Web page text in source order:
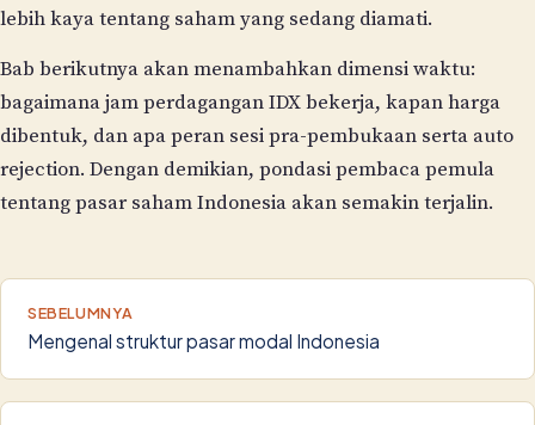
lebih kaya tentang saham yang sedang diamati.
Bab berikutnya akan menambahkan dimensi waktu:
bagaimana jam perdagangan IDX bekerja, kapan harga
dibentuk, dan apa peran sesi pra-pembukaan serta auto
rejection. Dengan demikian, pondasi pembaca pemula
tentang pasar saham Indonesia akan semakin terjalin.
SEBELUMNYA
Mengenal struktur pasar modal Indonesia